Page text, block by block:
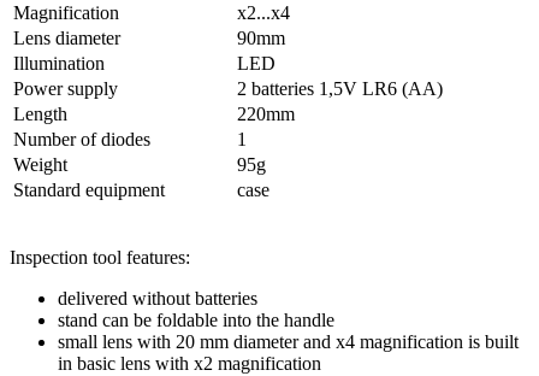
Magnification
x2...x4
Lens diameter
90mm
Illumination
LED
Power supply
2 batteries 1,5V LR6 (AA)
Length
220mm
Number of diodes
1
Weight
95g
Standard equipment
case
Inspection tool features:
delivered without batteries
stand can be foldable into the handle
small lens with 20 mm diameter and x4 magnification is built
in basic lens with x2 magnification